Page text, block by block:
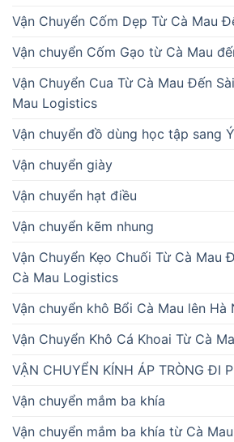
Vận Chuyển Cốm Dẹp Từ Cà Mau
Vận chuyển Cốm Gạo từ Cà Mau
Vận Chuyển Cua Từ Cà Mau Đến
Mau Logistics
Vận chuyển đồ dùng học tập sang Ý
Vận chuyển giày
Vận chuyển hạt điều
Vận chuyển kẽm nhung
Vận Chuyển Kẹo Chuối Từ Cà Mau
Cà Mau Logistics
Vận chuyển khô Bổi Cà Mau lên Hà
Vận Chuyển Khô Cá Khoai Từ Cà
VẬN CHUYỂN KÍNH ÁP TRÒNG ĐI
Vận chuyển mắm ba khía
Vận chuyển mắm ba khía từ Cà